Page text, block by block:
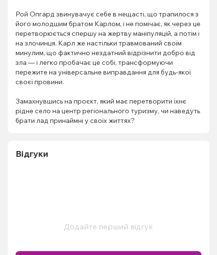
Рой Опгард звинувачує себе в нещасті, що трапилося з
його молодшим братом Карлом, і не помічає, як через це
перетворюється спершу на жертву маніпуляцій, а потім і
на злочинця. Карл же настільки травмований своїм
минулим, що фактично нездатний відрізнити добро від
зла — і легко пробачає це собі, трансформуючи
пережите на універсальне виправдання для будь-якої
своєї провини.
Замахнувшись на проєкт, який має перетворити їхнє
рідне село на центр регіонального туризму, чи наведуть
брати лад принаймні у своїх життях?
Відгуки
Додайте перший відгук